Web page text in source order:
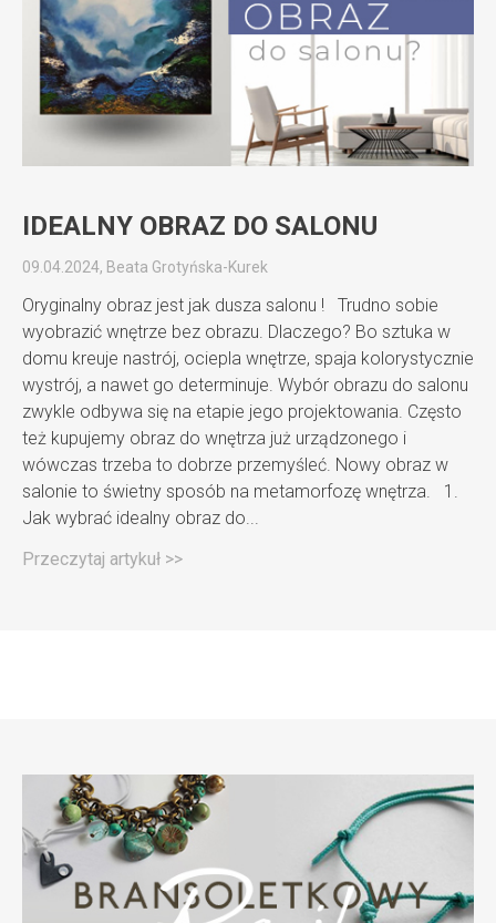
IDEALNY OBRAZ DO SALONU
09.04.2024, Beata Grotyńska-Kurek
Oryginalny obraz jest jak dusza salonu ! Trudno sobie
wyobrazić wnętrze bez obrazu. Dlaczego? Bo sztuka w
domu kreuje nastrój, ociepla wnętrze, spaja kolorystycznie
wystrój, a nawet go determinuje. Wybór obrazu do salonu
zwykle odbywa się na etapie jego projektowania. Często
też kupujemy obraz do wnętrza już urządzonego i
wówczas trzeba to dobrze przemyśleć. Nowy obraz w
salonie to świetny sposób na metamorfozę wnętrza. 1.
Jak wybrać idealny obraz do...
Przeczytaj artykuł >>